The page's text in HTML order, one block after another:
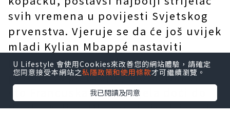
svih vremena u povijesti Svjetskog
prvenstva. Vjeruje se da će još uvijek
mladi Kylian Mbappé nastaviti
postavljati nove rekorde Svjetskog
prvenstva po broju golova. Nakon
što Francuska nije uspjela doći do
finala, Kylian Mbappé je ipak izrazio
U Lifestyle 會使用Cookies來改善您的網站體驗，請確定
您同意接受本網站之私隱政策和使用條款才可繼續瀏覽。
我已閱讀及同意